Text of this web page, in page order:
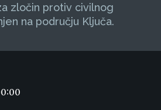
zločin protiv civilnog
na području Ključa.